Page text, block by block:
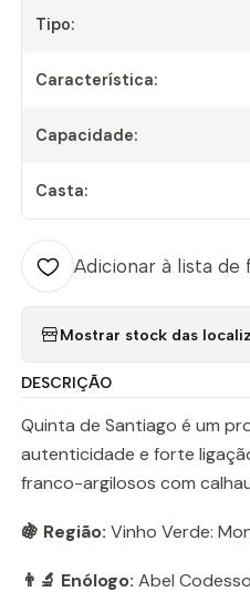
Tipo:
Característica:
Capacidade:
Casta:
Adicionar à lista de
Mostrar stock das
DESCRIÇÃO
Quinta de Santiago é um
autenticidade e forte
franco-argilosos com
🍇 Região: Vinho Verde:
👨‍🔬 Enólogo: Abel Codesso